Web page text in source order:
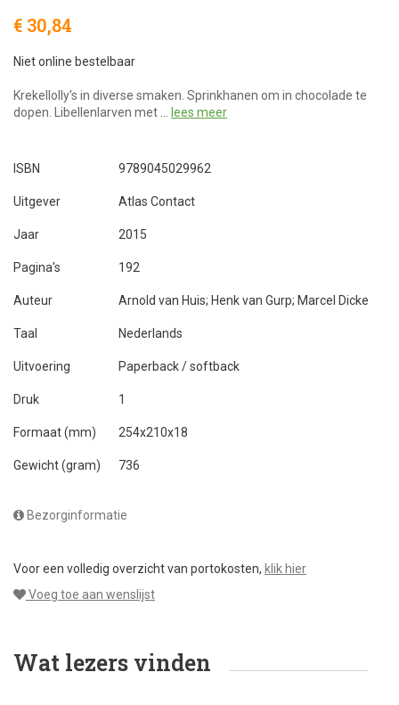
€ 30,84
Niet online bestelbaar
Krekellolly's in diverse smaken. Sprinkhanen om in chocolade te
dopen. Libellenlarven met …
lees meer
ISBN 9789045029962
Uitgever Atlas Contact
Jaar 2015
Pagina's 192
Auteur Arnold van Huis; Henk van Gurp; Marcel Dicke
Taal Nederlands
Uitvoering Paperback / softback
Druk 1
Formaat (mm) 254x210x18
Gewicht (gram) 736
Bezorginformatie
Voor een volledig overzicht van portokosten, klik hier
Voeg toe aan wenslijst
Wat lezers vinden